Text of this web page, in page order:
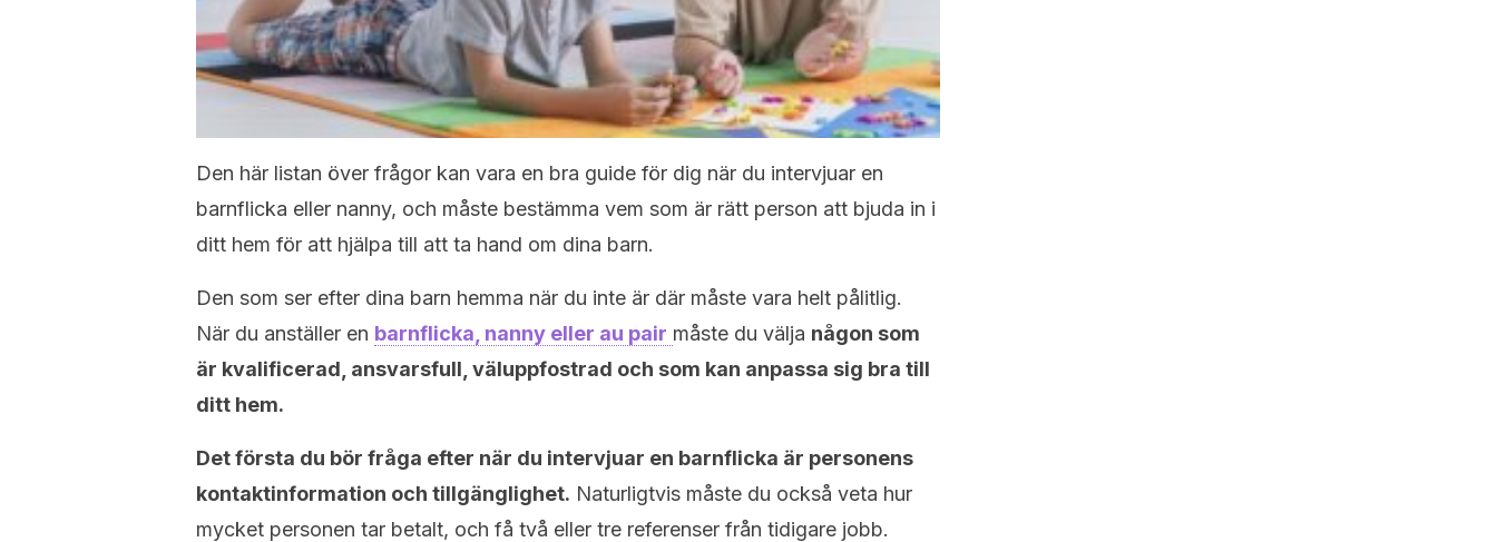
Den här listan över frågor kan vara en bra guide för dig när du intervjuar en
barnflicka eller nanny, och måste bestämma vem som är rätt person att bjuda in i
ditt hem för att hjälpa till att ta hand om dina barn.
Den som ser efter dina barn hemma när du inte är där måste vara helt pålitlig.
När du anställer en barnflicka, nanny eller au pair måste du välja någon som
är kvalificerad, ansvarsfull, väluppfostrad och som kan anpassa sig bra till
ditt hem.
Det första du bör fråga efter när du intervjuar en barnflicka är personens
kontaktinformation och tillgänglighet. Naturligtvis måste du också veta hur
mycket personen tar betalt, och få två eller tre referenser från tidigare jobb.